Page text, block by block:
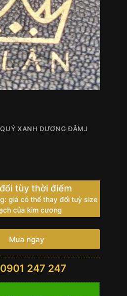
XANH DƯƠNG ĐÂMJ
tùy thời điểm
giá có thể thay đổi tuỳ size
của kim cương
Mua ngay
0901 247 247